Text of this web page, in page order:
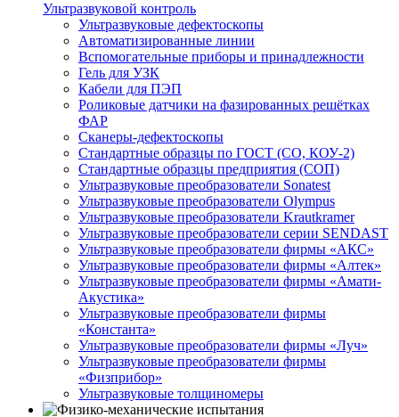
Ультразвуковой контроль
Ультразвуковые дефектоскопы
Автоматизированные линии
Вспомогательные приборы и принадлежности
Гель для УЗК
Кабели для ПЭП
Роликовые датчики на фазированных решётках
ФАР
Сканеры-дефектоскопы
Стандартные образцы по ГОСТ (СО, КОУ-2)
Стандартные образцы предприятия (СОП)
Ультразвуковые преобразователи Sonatest
Ультразвуковые преобразователи Olympus
Ультразвуковые преобразователи Krautkramer
Ультразвуковые преобразователи серии SENDAST
Ультразвуковые преобразователи фирмы «АКС»
Ультразвуковые преобразователи фирмы «Алтек»
Ультразвуковые преобразователи фирмы «Амати-
Акустика»
Ультразвуковые преобразователи фирмы
«Константа»
Ультразвуковые преобразователи фирмы «Луч»
Ультразвуковые преобразователи фирмы
«Физприбор»
Ультразвуковые толщиномеры